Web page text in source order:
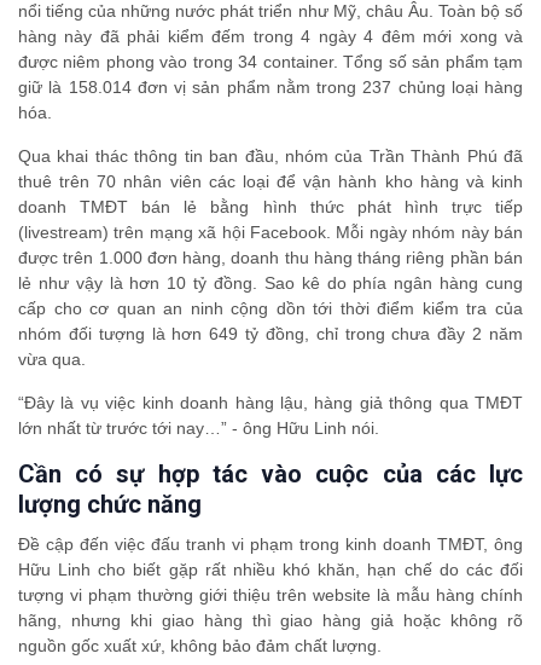
nổi tiếng của những nước phát triển như Mỹ, châu Âu. Toàn bộ số
hàng này đã phải kiểm đếm trong 4 ngày 4 đêm mới xong và
được niêm phong vào trong 34 container. Tổng số sản phẩm tạm
giữ là 158.014 đơn vị sản phẩm nằm trong 237 chủng loại hàng
hóa.
Qua khai thác thông tin ban đầu, nhóm của Trần Thành Phú đã
thuê trên 70 nhân viên các loại để vận hành kho hàng và kinh
doanh TMĐT bán lẻ bằng hình thức phát hình trực tiếp
(livestream) trên mạng xã hội Facebook. Mỗi ngày nhóm này bán
được trên 1.000 đơn hàng, doanh thu hàng tháng riêng phần bán
lẻ như vậy là hơn 10 tỷ đồng. Sao kê do phía ngân hàng cung
cấp cho cơ quan an ninh cộng dồn tới thời điểm kiểm tra của
nhóm đối tượng là hơn 649 tỷ đồng, chỉ trong chưa đầy 2 năm
vừa qua.
“Đây là vụ việc kinh doanh hàng lậu, hàng giả thông qua TMĐT
lớn nhất từ trước tới nay…” - ông Hữu Linh nói.
Cần có sự hợp tác vào cuộc của các lực
lượng chức năng
Đề cập đến việc đấu tranh vi phạm trong kinh doanh TMĐT, ông
Hữu Linh cho biết gặp rất nhiều khó khăn, hạn chế do các đối
tượng vi phạm thường giới thiệu trên website là mẫu hàng chính
hãng, nhưng khi giao hàng thì giao hàng giả hoặc không rõ
nguồn gốc xuất xứ, không bảo đảm chất lượng.